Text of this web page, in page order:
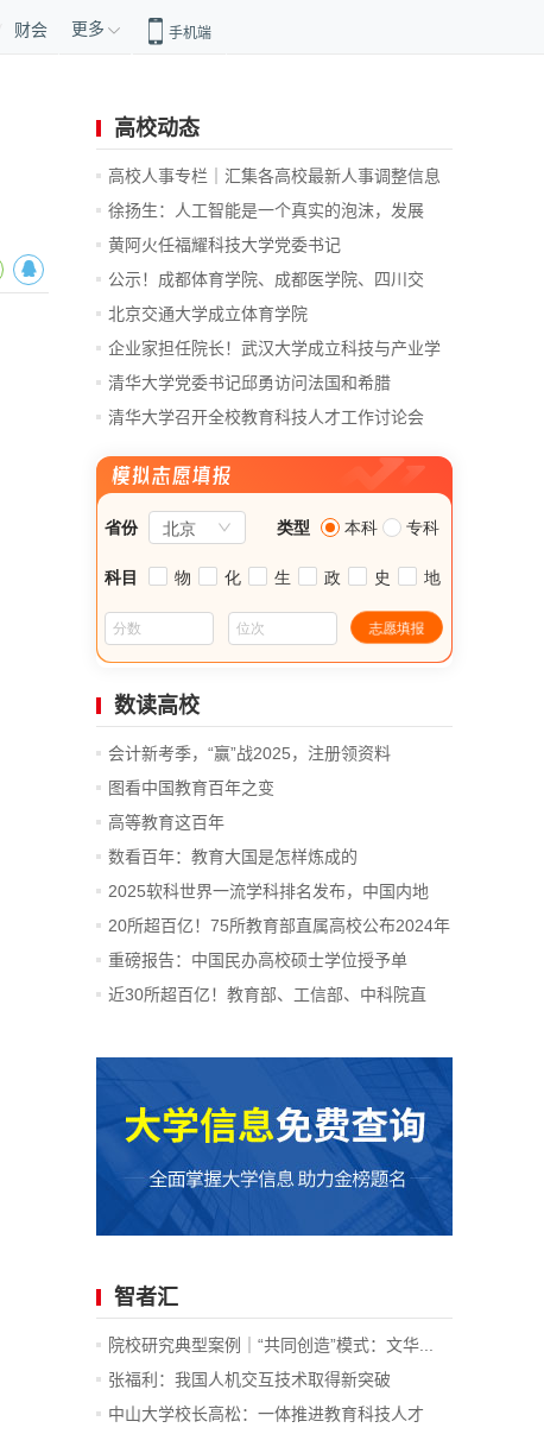
财会 更多 手机端
高校动态
高校人事专栏｜汇集各高校最新人事调整信息
徐扬生：人工智能是一个真实的泡沫，发展
前...
黄阿火任福耀科技大学党委书记
公示！成都体育学院、成都医学院、四川交
通...
北京交通大学成立体育学院
企业家担任院长！武汉大学成立科技与产业学
院
清华大学党委书记邱勇访问法国和希腊
清华大学召开全校教育科技人才工作讨论会
数读高校
会计新考季，“赢”战2025，注册领资料
图看中国教育百年之变
高等教育这百年
数看百年：教育大国是怎样炼成的
2025软科世界一流学科排名发布，中国内地
14...
20所超百亿！75所教育部直属高校公布2024年
决算
重磅报告：中国民办高校硕士学位授予单
位、...
近30所超百亿！教育部、工信部、中科院直
智者汇
院校研究典型案例｜“共同创造”模式：文华...
张福利：我国人机交互技术取得新突破
中山大学校长高松：一体推进教育科技人才